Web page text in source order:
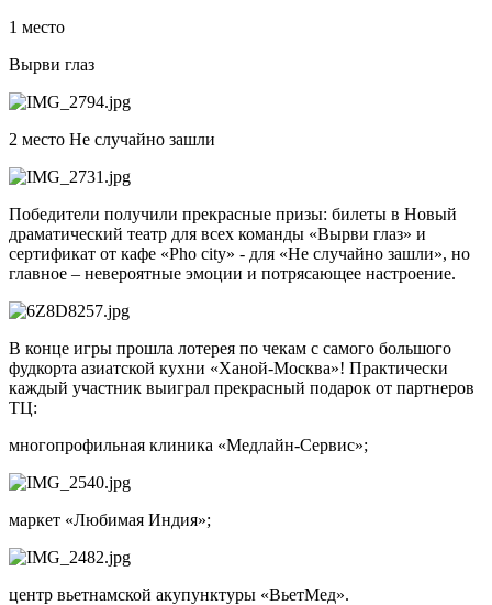
1 место
Вырви глаз
2 место Не случайно зашли
Победители получили прекрасные призы: билеты в Новый
драматический театр для всех команды «Вырви глаз» и
сертификат от кафе «Pho city» - для «Не случайно зашли», но
главное – невероятные эмоции и потрясающее настроение.
В конце игры прошла лотерея по чекам с самого большого
фудкорта азиатской кухни «Ханой-Москва»! Практически
каждый участник выиграл прекрасный подарок от партнеров
ТЦ:
многопрофильная клиника «Медлайн-Сервис»;
маркет «Любимая Индия»;
центр вьетнамской акупунктуры «ВьетМед».